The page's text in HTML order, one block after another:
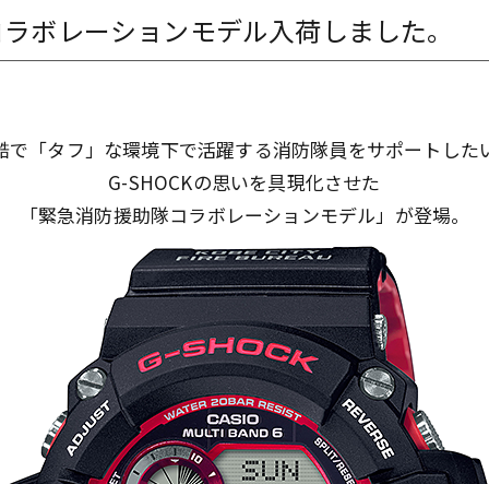
ボレーションモデル入荷しました。
で「タフ」な環境下で活躍する消防隊員をサポートした
G-SHOCKの思いを具現化させた
「緊急消防援助隊コラボレーションモデル」が登場。